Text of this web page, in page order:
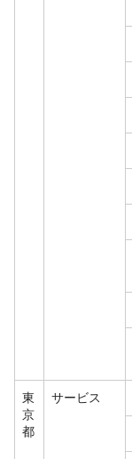
東
京
都
サービス